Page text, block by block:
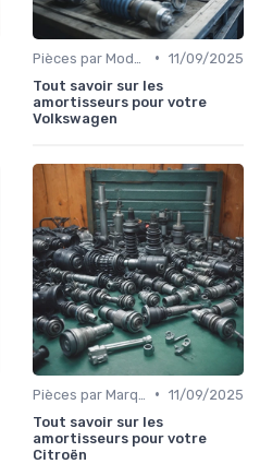
• 11/09/2025
Tout savoir sur les
amortisseurs pour votre
Volkswagen
• 11/09/2025
Tout savoir sur les
amortisseurs pour votre
Citroën